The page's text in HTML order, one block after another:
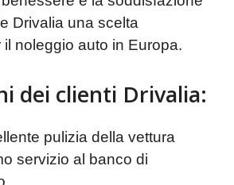
Drivalia una scelta
il noleggio auto in Europa.
dei clienti Drivalia:
pulizia della vettura
servizio al banco di